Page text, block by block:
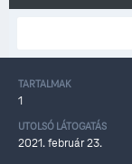
TARTALMAK
1
UTOLSÓ LÁTOGATÁS
2021. február 23.